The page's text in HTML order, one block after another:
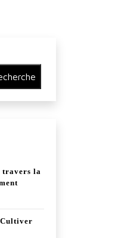
travers la
Cultiver